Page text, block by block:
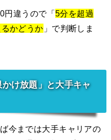
円違うので「5分を超過
かどうか 」で判断しま
け放題」と大手キャ
今までは大手キャリアの